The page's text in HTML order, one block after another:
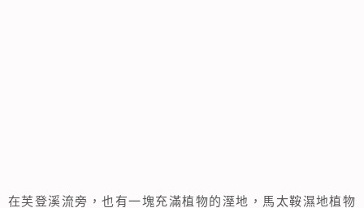
在芙登溪流旁，也有一塊充滿植物的溼地，馬太鞍濕地植物